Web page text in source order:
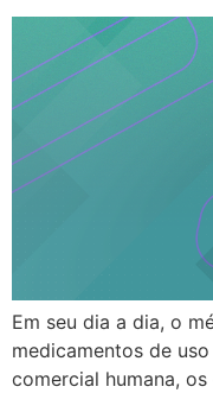
Em seu dia a dia, o
medicamentos de
comercial humana,